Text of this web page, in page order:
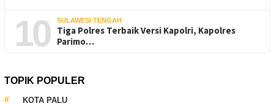
10 SULAWESI TENGAH
Tiga Polres Terbaik Versi Kapolri, Kapolres
Parimo…
TOPIK POPULER
KOTA PALU